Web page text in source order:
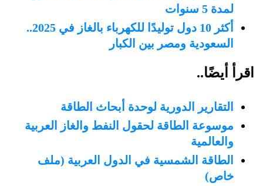
لمدة 5 سنوات
أكثر 10 دول توليدًا للكهرباء بالغاز في 2025..
السعودية ومصر بين الكبار
اقرأ أيضًا..
التقارير الدورية لوحدة أبحاث الطاقة
موسوعة الطاقة لحقول النفط والغاز العربية
والعالمية
الطاقة الشمسية في الدول العربية (ملف
خاص)